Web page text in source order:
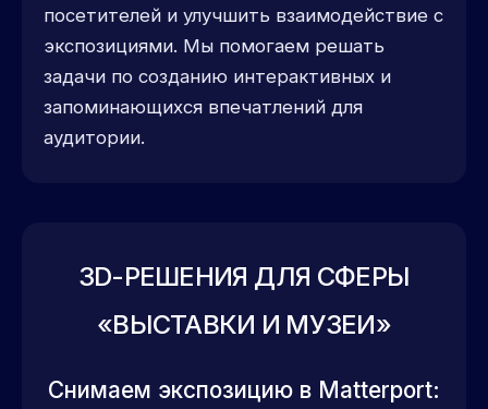
посетителей и улучшить взаимодействие с
экспозициями. Мы помогаем решать
задачи по созданию интерактивных и
запоминающихся впечатлений для
аудитории.
3D-РЕШЕНИЯ ДЛЯ СФЕРЫ
«ВЫСТАВКИ И МУЗЕИ»
Снимаем экспозицию в Matterport: